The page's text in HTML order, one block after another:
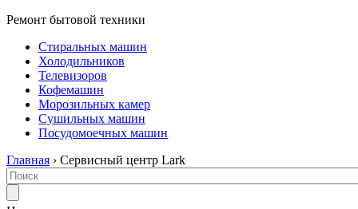
Ремонт бытовой техники
Стиральных машин
Холодильников
Телевизоров
Кофемашин
Морозильных камер
Сушильных машин
Посудомоечных машин
Главная › Сервисный центр Lark